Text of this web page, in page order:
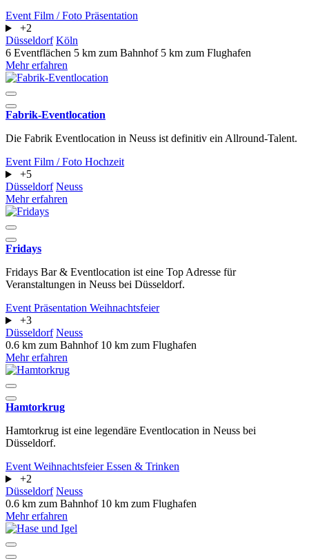
Event Film / Foto Präsentation
+2
Düsseldorf Köln
6 Eventflächen 5 km zum Bahnhof 5 km zum Flughafen
Mehr erfahren
Fabrik-Eventlocation
Die Fabrik Eventlocation in Neuss ist definitiv ein Allround-Talent.
Event Film / Foto Hochzeit
+5
Düsseldorf Neuss
Mehr erfahren
Fridays
Fridays Bar & Eventlocation ist eine Top Adresse für
Veranstaltungen in Neuss bei Düsseldorf.
Event Präsentation Weihnachtsfeier
+3
Düsseldorf Neuss
0.6 km zum Bahnhof 10 km zum Flughafen
Mehr erfahren
Hamtorkrug
Hamtorkrug ist eine legendäre Eventlocation in Neuss bei
Düsseldorf.
Event WeihnachtsfeierEssen & Trinken
+2
Düsseldorf Neuss
0.6 km zum Bahnhof 10 km zum Flughafen
Mehr erfahren